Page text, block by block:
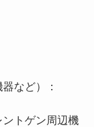
など）：
トゲン周辺機